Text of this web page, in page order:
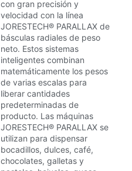
con gran precisión y
velocidad con la línea
JORESTECH® PARALLAX de
básculas radiales de peso
neto. Estos sistemas
inteligentes combinan
matemáticamente los pesos
de varias escalas para
liberar cantidades
predeterminadas de
producto. Las máquinas
JORESTECH® PARALLAX se
utilizan para dispensar
bocadillos, dulces, café,
chocolates, galletas y